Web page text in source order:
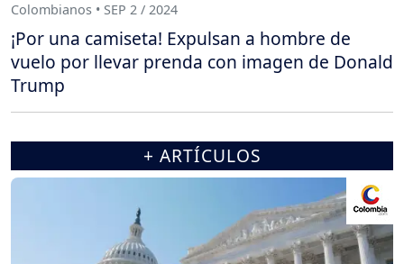
Colombianos • SEP 2 / 2024
¡Por una camiseta! Expulsan a hombre de
vuelo por llevar prenda con imagen de Donald
Trump
+ ARTÍCULOS